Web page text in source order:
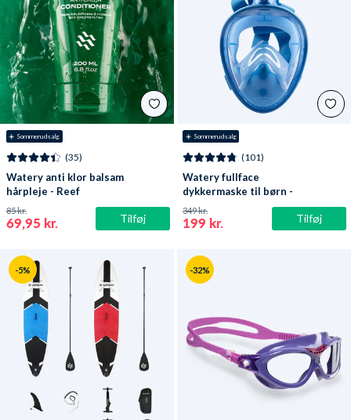
☀️ Sommerudsalg
Tilføj
(35)
Watery anti klor balsam
hårpleje - Reef
69,95 kr.
85 kr.
☀️ Sommerudsalg
Tilføj
(101)
Watery fullface
dykkermaske til børn -
Oxygen - Atlantic Blue
199 kr.
349 kr.
-5% -32%